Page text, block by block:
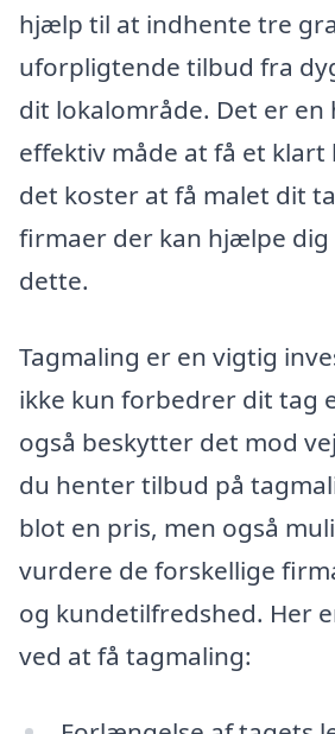
hjælp til at indhente tre
uforpligtende tilbud fra
dit lokalområde. Det er en
effektiv måde at få et klart
det koster at få malet dit
firmaer der kan hjælpe dig
dette.
Tagmaling er en vigtig
ikke kun forbedrer dit tag
også beskytter det mod
du henter tilbud på
blot en pris, men også
vurdere de forskellige
og kundetilfredshed. Her
ved at få tagmaling: